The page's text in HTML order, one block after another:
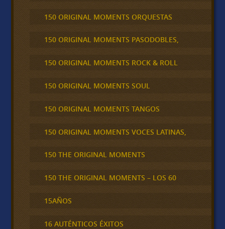
150 ORIGINAL MOMENTS ORQUESTAS
150 ORIGINAL MOMENTS PASODOBLES,
150 ORIGINAL MOMENTS ROCK & ROLL
150 ORIGINAL MOMENTS SOUL
150 ORIGINAL MOMENTS TANGOS
150 ORIGINAL MOMENTS VOCES LATINAS,
150 THE ORIGINAL MOMENTS
150 THE ORIGINAL MOMENTS – LOS 60
15AÑOS
16 AUTÉNTICOS ÉXITOS